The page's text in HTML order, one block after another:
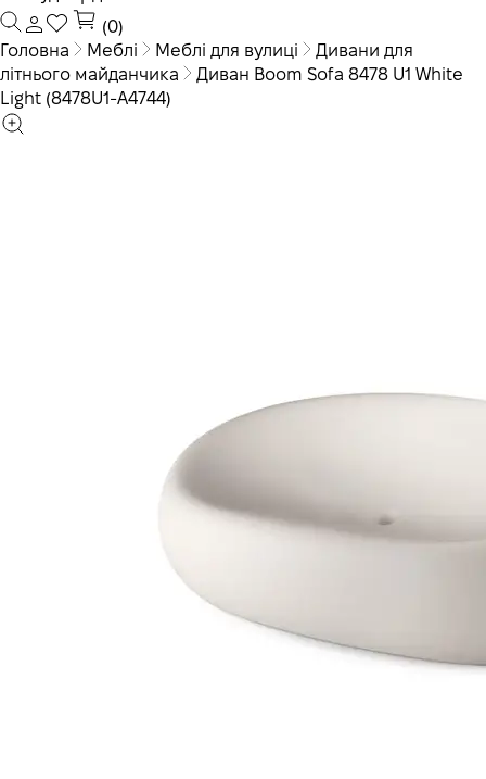
(0)
Головна
Меблі Меблі для вулиці
Дивани для
літнього майданчика
Диван Boom Sofa 8478 U1 White
Light (8478U1-A4744)